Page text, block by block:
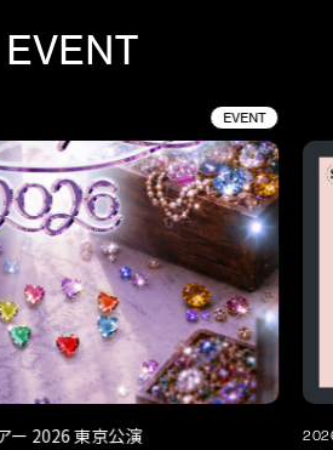
EVENT
ー 2026 東京公演